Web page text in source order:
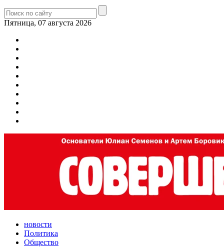
Пятница, 07 августа 2026
новости
Политика
Общество